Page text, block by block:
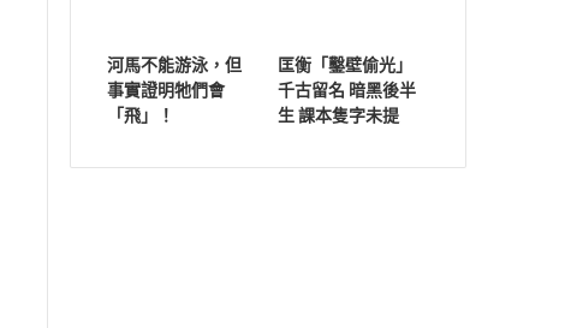
河馬不能游泳，但
事實證明牠們會
「飛」！
匡衡「鑿壁偷光」
千古留名 暗黑後半
生 課本隻字未提